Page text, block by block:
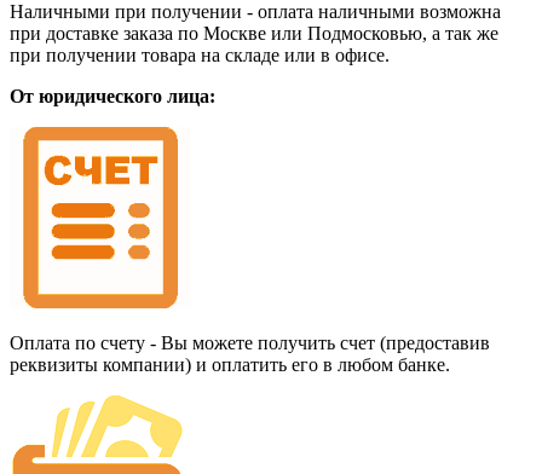
Наличными при получении - оплата наличными возможна
при доставке заказа по Москве или Подмосковью, а так же
при получении товара на складе или в офисе.
От юридического лица:
Оплата по счету - Вы можете получить счет (предоставив
реквизиты компании) и оплатить его в любом банке.